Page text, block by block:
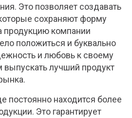
Это позволяет создавать
сохраняют форму
продукцию компании
положиться и буквально
и любовь к своему
выпускать лучший продукт
постоянно находится более
Это гарантирует